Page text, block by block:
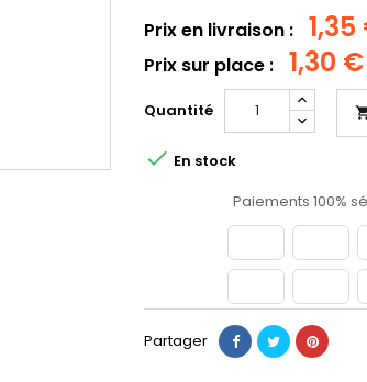
Prix en livraison :
Prix sur place : 1,30 €
Quantité
 En stock
Paiements 100%
Partager